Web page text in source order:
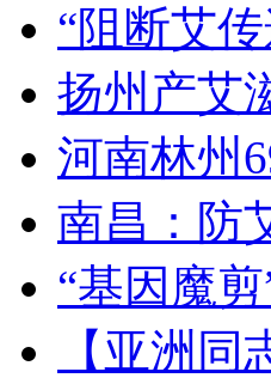
“阻断艾
扬州产艾
河南林州
南昌：防
“基因魔
【亚洲